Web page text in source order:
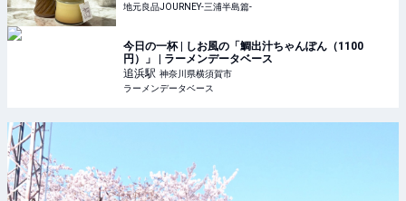
地元良品JOURNEY-三浦半島篇-
今日の一杯 | しお風の「鯛出汁ちゃんぽん（1100
円）」 | ラーメンデータベース
追浜駅 神奈川県横須賀市
ラーメンデータベース